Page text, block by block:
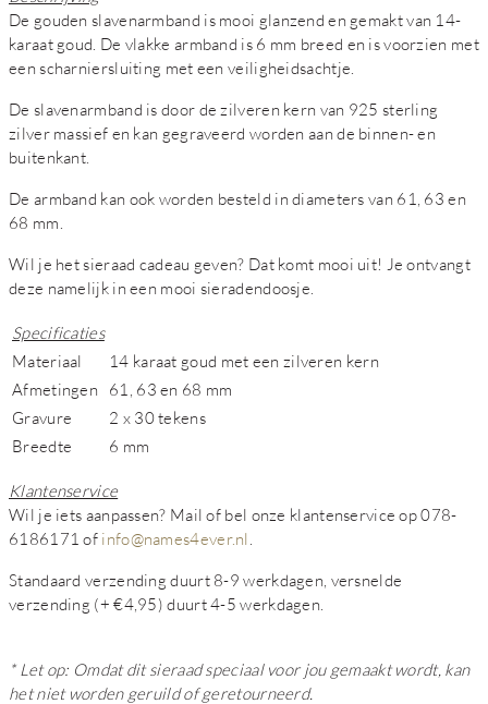
De gouden slavenarmband is mooi glanzend en gemakt van 14-
karaat goud. De vlakke armband is 6 mm breed en is voorzien met
een scharniersluiting met een veiligheidsachtje.
De slavenarmband is door de zilveren kern van 925 sterling
zilver massief en kan gegraveerd worden aan de binnen- en
buitenkant.
De armband kan ook worden besteld in diameters van 61, 63 en
68 mm.
Wil je het sieraad cadeau geven? Dat komt mooi uit! Je ontvangt
deze namelijk in een mooi sieradendoosje.
Specificaties
Materiaal
14 karaat goud met een zilveren kern
Afmetingen
61, 63 en 68 mm
Gravure
2 x 30 tekens
Breedte
6 mm
Klantenservice
Wil je iets aanpassen? Mail of bel onze klantenservice op 078-
6186171 of info@names4ever.nl
Standaard verzending duurt 8-9 werkdagen, versnelde
verzending (+ €4,95) duurt 4-5 werkdagen.
* Let op: Omdat dit sieraad speciaal voor jou gemaakt wordt, kan
het niet worden geruild of geretourneerd.